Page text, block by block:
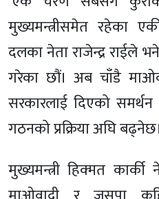
मुख्यमन्त्रीसमेत रहेका
दलका नेता राजेन्द्र राईले
गरेका छौं। अब चाँडै
सरकारलाई दिएको
गठनको प्रक्रिया अघि
मुख्यमन्त्री हिक्मत